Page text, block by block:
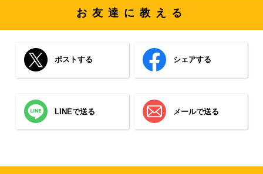
お友達に教える
ポストする シェアする
LINEで送る メールで送る